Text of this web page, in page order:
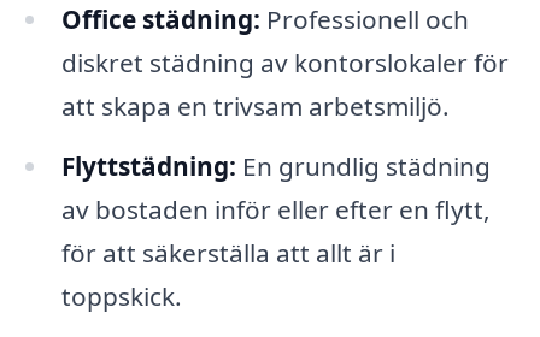
Office städning: Professionell och
diskret städning av kontorslokaler för
att skapa en trivsam arbetsmiljö.
Flyttstädning: En grundlig städning
av bostaden inför eller efter en flytt,
för att säkerställa att allt är i
toppskick.